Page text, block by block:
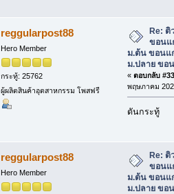
reggularpost88
Hero Member
กระทู้: 25762
ผู้ผลิตสินค้าอุตสาหกรรม โพสฟรี
Re: ติ
ขอนแ
ม.ต้น ขอนแ
ม.ปลาย ขอ
« ตอบกลับ
พฤษภาคม
ดันกระทู้
reggularpost88
Hero Member
Re:
ขอนแ
ม.ต้น ขอนแ
ม.ปลาย ขอ